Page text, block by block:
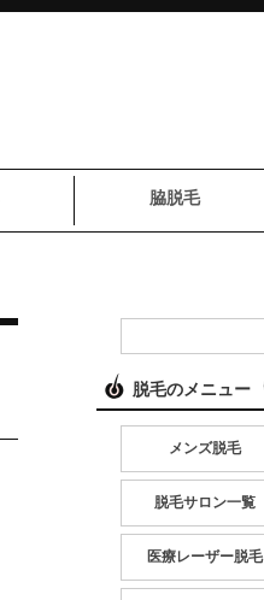
脇脱毛
脱毛のメニュー
メンズ脱毛
脱毛サロン一覧
医療レーザー脱毛